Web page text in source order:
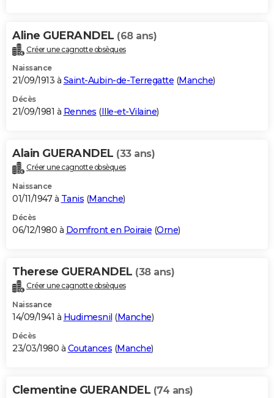
Aline GUERANDEL (68 ans)
Créer une cagnotte obsèques
Naissance
21/09/1913 à Saint-Aubin-de-Terregatte (Manche)
Décès
21/09/1981 à Rennes (Ille-et-Vilaine)
Alain GUERANDEL (33 ans)
Créer une cagnotte obsèques
Naissance
01/11/1947 à Tanis (Manche)
Décès
06/12/1980 à Domfront en Poiraie (Orne)
Therese GUERANDEL (38 ans)
Créer une cagnotte obsèques
Naissance
14/09/1941 à Hudimesnil (Manche)
Décès
23/03/1980 à Coutances (Manche)
Clementine GUERANDEL (74 ans)